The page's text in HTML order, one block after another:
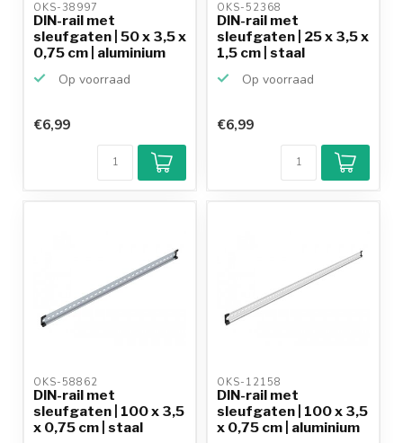
OKS-38997
DIN-rail met
sleufgaten | 50 x 3,5 x
0,75 cm | aluminium
Op voorraad
€6,99
OKS-52368
DIN-rail met
sleufgaten | 25 x 3,5 x
1,5 cm | staal
Op voorraad
€6,99
OKS-58862
DIN-rail met
sleufgaten | 100 x 3,5
x 0,75 cm | staal
OKS-12158
DIN-rail met
sleufgaten | 100 x 3,5
x 0,75 cm | aluminium